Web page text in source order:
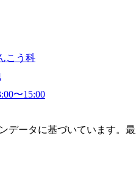
こう科
〜15:00
ータに基づいています。